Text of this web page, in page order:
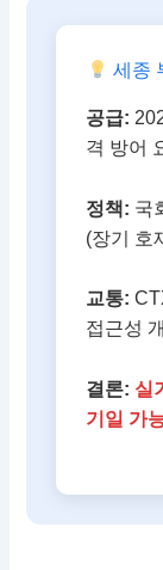
세종
공급:
격 방어
정책: 국
(장기 호
교통:
접근성
결론: 실
기일 가